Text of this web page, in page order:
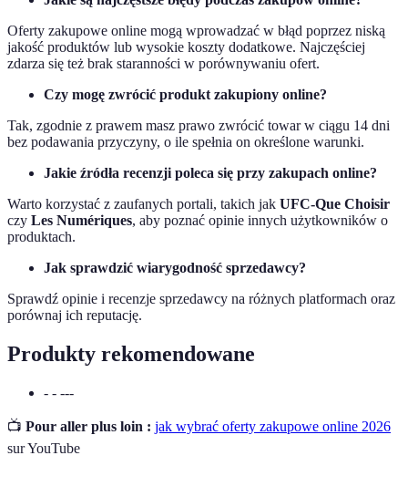
Oferty zakupowe online mogą wprowadzać w błąd poprzez niską
jakość produktów lub wysokie koszty dodatkowe. Najczęściej
zdarza się też brak staranności w porównywaniu ofert.
Czy mogę zwrócić produkt zakupiony online?
Tak, zgodnie z prawem masz prawo zwrócić towar w ciągu 14 dni
bez podawania przyczyny, o ile spełnia on określone warunki.
Jakie źródła recenzji poleca się przy zakupach online?
Warto korzystać z zaufanych portali, takich jak UFC-Que Choisir
czy Les Numériques, aby poznać opinie innych użytkowników o
produktach.
Jak sprawdzić wiarygodność sprzedawcy?
Sprawdź opinie i recenzje sprzedawcy na różnych platformach oraz
porównaj ich reputację.
Produkty rekomendowane
- - ---
📺 Pour aller plus loin : jak wybrać oferty zakupowe online 2026
sur YouTube